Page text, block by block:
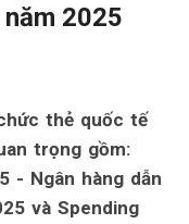
2025
thẻ quốc tế
trọng gồm:
- Ngân hàng dẫn
và Spending